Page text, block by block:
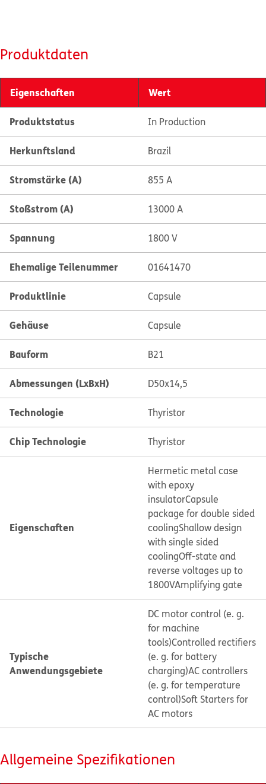
Produktdaten
Eigenschaften Wert
Produktstatus In Production
Herkunftsland Brazil
Stromstärke (A) 855 A
Stoßstrom (A) 13000 A
Spannung 1800 V
Ehemalige Teilenummer 01641470
Produktlinie Capsule
Gehäuse Capsule
Bauform B21
Abmessungen (LxBxH) D50x14,5
Technologie Thyristor
Chip Technologie Thyristor
Eigenschaften
Hermetic metal case
with epoxy
insulatorCapsule
package for double sided
coolingShallow design
with single sided
coolingOff-state and
reverse voltages up to
1800VAmplifying gate
Typische
Anwendungsgebiete
DC motor control (e. g.
for machine
tools)Controlled rectifiers
(e. g. for battery
charging)AC controllers
(e. g. for temperature
control)Soft Starters for
AC motors
Allgemeine Spezifikationen